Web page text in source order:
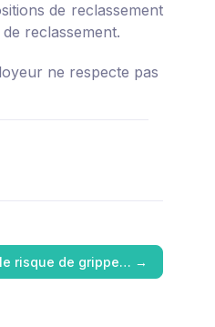
de reclassement
reclassement.
ne respecte pas
risque de grippe… →